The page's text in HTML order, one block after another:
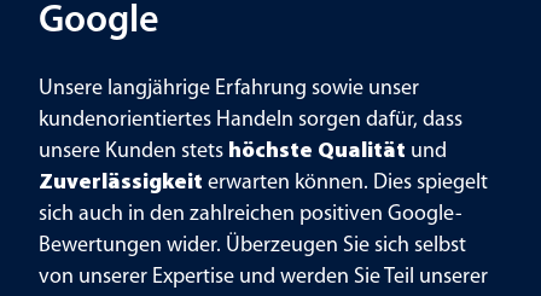
Google
Unsere langjährige Erfahrung sowie unser
kundenorientiertes Handeln sorgen dafür, dass
unsere Kunden stets höchste Qualität und
Zuverlässigkeit erwarten können. Dies spiegelt
sich auch in den zahlreichen positiven Google-
Bewertungen wider. Überzeugen Sie sich selbst
von unserer Expertise und werden Sie Teil unserer